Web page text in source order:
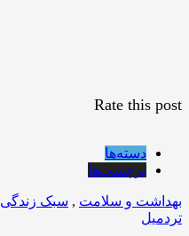
Rate this post
دسته‌ها
برچسب‌ها
بهداشت و سلامت , سبک زندگی
تردمیل